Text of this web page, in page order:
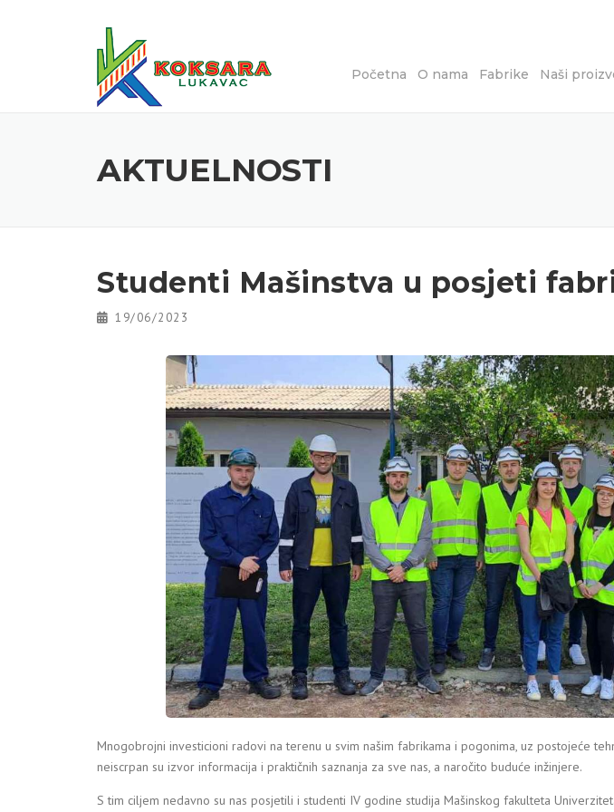
Početna O nama Fabrike Naši
AKTUELNOSTI
Studenti Mašinstva u posjeti
19/06/2023
Mnogobrojni investicioni radovi na terenu u svim našim fabrikama i pogonima, uz postojeće
neiscrpan su izvor informacija i praktičnih saznanja za sve nas, a naročito buduće inžinjere.
S tim ciljem nedavno su nas posjetili i studenti IV godine studija Mašinskog fakulteta